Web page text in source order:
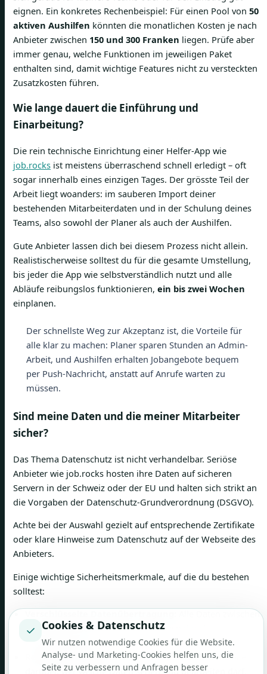
eignen. Ein konkretes Rechenbeispiel: Für einen Pool von 50
aktiven Aushilfen könnten die monatlichen Kosten je nach
Anbieter zwischen 150 und 300 Franken liegen. Prüfe aber
immer genau, welche Funktionen im jeweiligen Paket
enthalten sind, damit wichtige Features nicht zu versteckten
Zusatzkosten führen.
Wie lange dauert die Einführung und
Einarbeitung?
Die rein technische Einrichtung einer Helfer-App wie
job.rocks ist meistens überraschend schnell erledigt – oft
sogar innerhalb eines einzigen Tages. Der grösste Teil der
Arbeit liegt woanders: im sauberen Import deiner
bestehenden Mitarbeiterdaten und in der Schulung deines
Teams, also sowohl der Planer als auch der Aushilfen.
Gute Anbieter lassen dich bei diesem Prozess nicht allein.
Realistischerweise solltest du für die gesamte Umstellung,
bis jeder die App wie selbstverständlich nutzt und alle
Abläufe reibungslos funktionieren, ein bis zwei Wochen
einplanen.
Der schnellste Weg zur Akzeptanz ist, die Vorteile für
alle klar zu machen: Planer sparen Stunden an Admin-
Arbeit, und Aushilfen erhalten Jobangebote bequem
per Push-Nachricht, anstatt auf Anrufe warten zu
müssen.
Sind meine Daten und die meiner Mitarbeiter
sicher?
Das Thema Datenschutz ist nicht verhandelbar. Seriöse
Anbieter wie job.rocks hosten ihre Daten auf sicheren
Servern in der Schweiz oder der EU und halten sich strikt an
die Vorgaben der Datenschutz-Grundverordnung (DSGVO).
Achte bei der Auswahl gezielt auf entsprechende Zertifikate
oder klare Hinweise zum Datenschutz auf der Webseite des
Anbieters.
Einige wichtige Sicherheitsmerkmale, auf die du bestehen
solltest:
Alle Daten zwischen
der App und dem Server müssen ausnahmslos
verschlüsselt sein.
Rechtemanagement:Du brauchst die volle Kontrolle
darüber, wer welche Daten sehen und bearbeiten darf.
✓ Cookies & Datenschutz
Wir nutzen notwendige Cookies für die Website.
Analyse- und Marketing-Cookies helfen uns, die
Seite zu verbessern und Anfragen besser